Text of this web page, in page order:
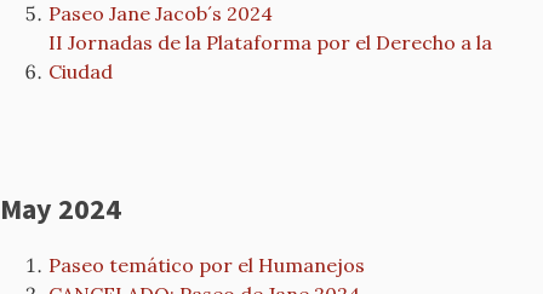
Paseo Jane Jacob´s 2024
II Jornadas de la Plataforma por el Derecho a la
Ciudad
May 2024
Paseo temático por el Humanejos